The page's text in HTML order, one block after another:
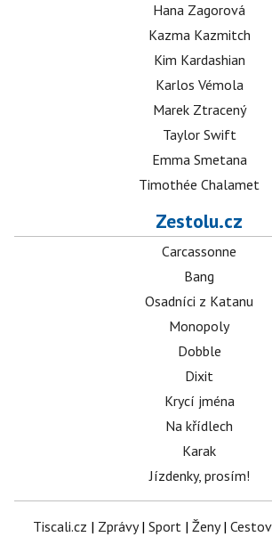
Hana Zagorová
Kazma Kazmitch
Kim Kardashian
Karlos Vémola
Marek Ztracený
Taylor Swift
Emma Smetana
Timothée Chalamet
Zestolu.cz
Carcassonne
Bang
Osadníci z Katanu
Monopoly
Dobble
Dixit
Krycí jména
Na křídlech
Karak
Jízdenky, prosím!
Tiscali.cz | Zprávy| Sport | Ženy|